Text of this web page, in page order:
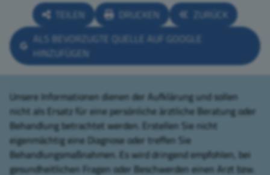
TEILEN DRUCKEN
ZURÜCK
ALS BEVORZUGTE QUELLE AUF GOOGLE
HINZUFÜGEN
Unsere Informationen dienen der Aufklärung und sollen
nicht als Ersatz für eine persönliche ärztliche Beratung oder
Behandlung betrachtet werden. Erstellen Sie nicht
eigenmächtig eine Diagnose oder treffen Sie
Behandlungsmaßnahmen. Es wird dringend empfohlen, bei
gesundheitlichen Fragen oder Beschwerden einen Arzt bzw.